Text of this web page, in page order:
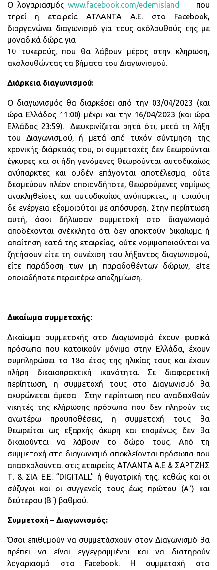
Ο λογαριασμός www.facebook.com/edemisland
που
τηρεί η εταιρεία ΑΤΛΑΝΤΑ Α.Ε. στο Facebook,
διοργανώνει διαγωνισμό για τους ακόλουθούς της με
μοναδικά δώρα για
10 τυχερούς, που θα λάβουν μέρος στην κλήρωση,
ακολουθώντας τα βήματα του Διαγωνισμού.
Διάρκεια διαγωνισμού:
Ο διαγωνισμός θα διαρκέσει από την 03/04/2023 (και
ώρα Ελλάδος 11:00) μέχρι και την 16/04/2023 (και ώρα
Ελλάδος 23:59). Διευκρινίζεται ρητά ότι, μετά τη λήξη
του Διαγωνισμού, ή μετά από τυχόν σύντμηση της
χρονικής διάρκειάς του, οι συμμετοχές δεν θεωρούνται
έγκυρες και οι ήδη γενόμενες θεωρούνται αυτοδικαίως
ανύπαρκτες και ουδέν επάγονται αποτέλεσμα, ούτε
δεσμεύουν πλέον οποιονδήποτε, θεωρούμενες νομίμως
ανακληθείσες και αυτοδικαίως ανύπαρκτες, η τοιαύτη
δε ενέργεια εξομοιούται με απόσυρση. Στην περίπτωση
αυτή, όσοι δήλωσαν συμμετοχή στο διαγωνισμό
αποδέχονται ανέκκλητα ότι δεν αποκτούν δικαίωμα ή
απαίτηση κατά της εταιρείας, ούτε νομιμοποιούνται να
ζητήσουν είτε τη συνέχιση του λήξαντος διαγωνισμού,
είτε παράδοση των μη παραδοθέντων δώρων, είτε
οποιαδήποτε περαιτέρω αποζημίωση.
Δικαίωμα συμμετοχής:
Δικαίωμα συμμετοχής στο Διαγωνισμό έχουν φυσικά
πρόσωπα που κατοικούν μόνιμα στην Ελλάδα, έχουν
συμπληρώσει το 18ο έτος της ηλικίας τους και έχουν
πλήρη δικαιοπρακτική ικανότητα. Σε διαφορετική
περίπτωση, η συμμετοχή τους στο Διαγωνισμό θα
ακυρώνεται άμεσα. Στην περίπτωση που αναδειχθούν
νικητές της κλήρωσης πρόσωπα που δεν πληρούν τις
ανωτέρω προϋποθέσεις, η συμμετοχή τους θα
θεωρείται ως εξαρχής άκυρη και επομένως δεν θα
δικαιούνται να λάβουν το δώρο τους. Από τη
συμμετοχή στο διαγωνισμό αποκλείονται πρόσωπα που
απασχολούνται στις εταιρείες ΑΤΛΑΝΤΑ Α.Ε & ΣΑΡΤΖΗΣ
Τ. & ΣΙΑ Ε.Ε. “DIGITALL” ή θυγατρική της, καθώς και οι
σύζυγοι και οι συγγενείς τους έως πρώτου (Α΄) και
δεύτερου (Β΄) βαθμού.
Συμμετοχή – Διαγωνισμός:
Όσοι επιθυμούν να συμμετάσχουν στον Διαγωνισμό θα
πρέπει να είναι εγγεγραμμένοι και να διατηρούν
λογαριασμό στο Facebook. Η συμμετοχή στο